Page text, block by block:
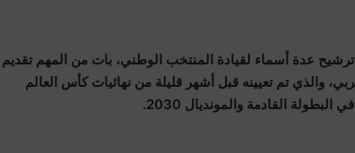
عدة أسماء لقيادة المنتخب الوطني، بات من المهم تقديم
والذي تم تعيينه قبل أشهر قليلة من نهائيات كأس العالم